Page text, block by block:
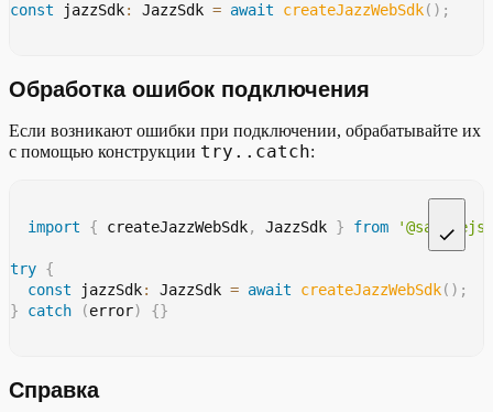
const jazzSdk: JazzSdk = await createJazzWebSdk( ) ;
Обработка ошибок подключения
Если возникают ошибки при подключении, обрабатывайте их
с помощью конструкции try..catch:
import { createJazzWebSdk, JazzSdk } from
try {
const jazzSdk: JazzSdk = await createJazzWebSdk( ) ;
}
catch (error) {}
Справка